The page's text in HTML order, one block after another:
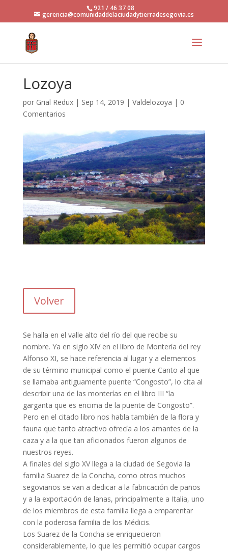
921 / 46 37 08
gerencia@comunidaddelaciudadytierradesegovia.es
Lozoya
por Grial Redux| Sep 14, 2019 | Valdelozoya | 0
Comentarios
Volver
Se halla en el valle alto del río del que recibe su
nombre. Ya en siglo XIV en el libro de Montería del rey
Alfonso XI, se hace referencia al lugar y a elementos
de su término municipal como el puente Canto al que
se llamaba antiguamente puente “Congosto”, lo cita al
describir una de las monterías en el libro III “la
garganta que es encima de la puente de Congosto”.
Pero en el citado libro nos habla también de la flora y
fauna que tanto atractivo ofrecía a los amantes de la
caza y a la que tan aficionados fueron algunos de
nuestros reyes.
A finales del siglo XV llega a la ciudad de Segovia la
familia Suarez de la Concha, como otros muchos
segovianos se van a dedicar a la fabricación de paños
y a la exportación de lanas, principalmente a Italia, uno
de los miembros de esta familia llega a emparentar
con la poderosa familia de los Médicis.
Los Suarez de la Concha se enriquecieron
considerablemente, lo que les permitió ocupar cargos